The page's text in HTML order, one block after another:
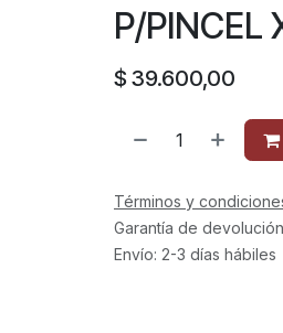
P/PINCEL
$ 39.600,00
Términos y
Garantía de
Envío: 2-3 días hábiles